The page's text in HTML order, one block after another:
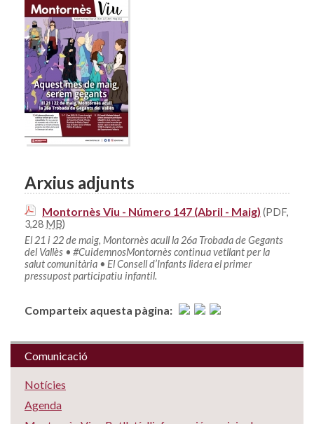
Arxius adjunts
Montornès Viu - Número 147 (Abril - Maig) (PDF,
3,28 MB)
El 21 i 22 de maig, Montornès acull la 26a Trobada de Gegants
del Vallès • #CuidemnosMontornès continua vetllant per la
salut comunitària • El Consell d’Infants lidera el primer
pressupost participatiu infantil.
Comparteix aquesta pàgina:
Comunicació
Notícies
Agenda